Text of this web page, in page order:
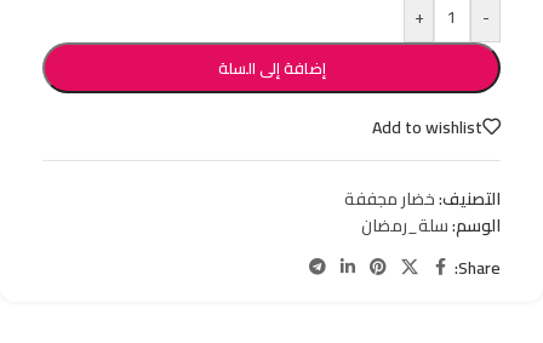
-
+
إضافة إلى السلة
Add to wishlist
التصنيف:خضار مجففة
الوسم:سلة_رمضان
Share: